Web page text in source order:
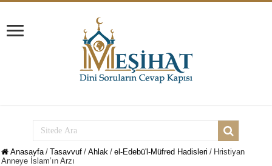
Anasayfa / Tasavvuf / Ahlak / el-Edebü'l-Müfred Hadisleri / Hristiyan
Anneye İslam’ın Arzı